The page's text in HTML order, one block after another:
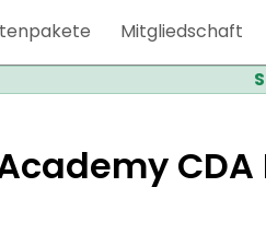
Mitgliedschaft
CDA